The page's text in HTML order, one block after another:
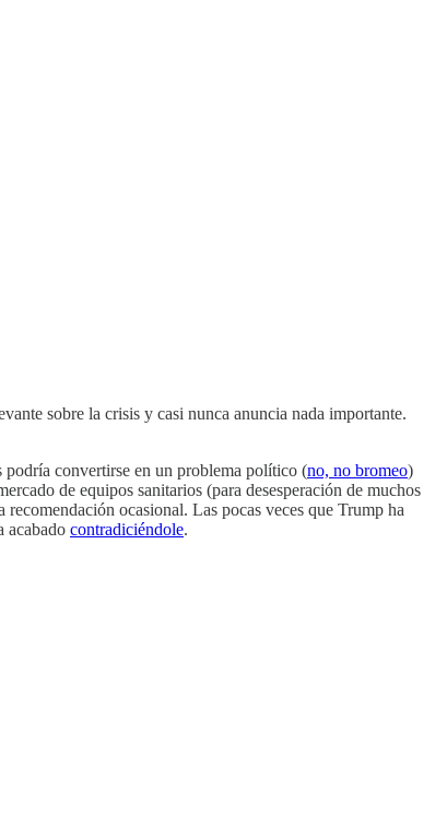
sobre la crisis y casi nunca anuncia nada importante.
podría convertirse en un problema político (no, no bromeo)
de equipos sanitarios (para desesperación de muchos
ocasional. Las pocas veces que Trump ha
acabado contradiciéndole.